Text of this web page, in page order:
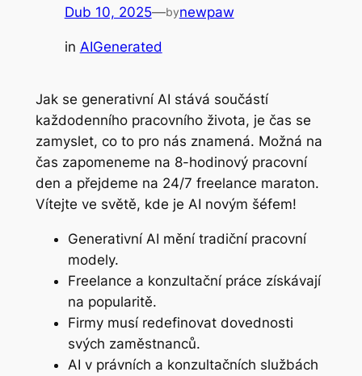
Dub 10, 2025—bynewpaw
in AIGenerated
Jak se generativní AI stává součástí
každodenního pracovního života, je čas se
zamyslet, co to pro nás znamená. Možná na
čas zapomeneme na 8-hodinový pracovní
den a přejdeme na 24/7 freelance maraton.
Vítejte ve světě, kde je AI novým šéfem!
Generativní AI mění tradiční pracovní
modely.
Freelance a konzultační práce získávají
na popularitě.
Firmy musí redefinovat dovednosti
svých zaměstnanců.
AI v právních a konzultačních službách